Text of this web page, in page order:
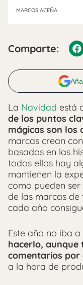
MARCOS ACEÑA
Comparte:
La Navidad está
de los puntos
mágicas son los
marcas crean
basados en las
todos ellos hay
mantienen la
como pueden
de las marcas de
cada año
Este año no iba
hacerlo, aunque
comentarios por
a la hora de